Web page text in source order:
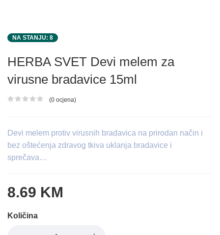
NA STANJU: 8
HERBA SVET Devi melem za
virusne bradavice 15ml
Ocjena proizvoda
(0 ocjena)
Devi melem protiv virusnih bradavica na prirodan način i
bez oštećenja zdravog tkiva uklanja bradavice i
sprečava…
8.69 KM
Količina